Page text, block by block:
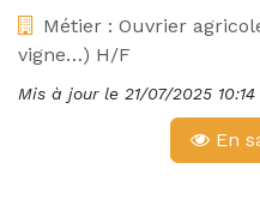
Métier : Ouvrier
vigne…) H/F
Mis à jour le 21/07/2025 10:14
En